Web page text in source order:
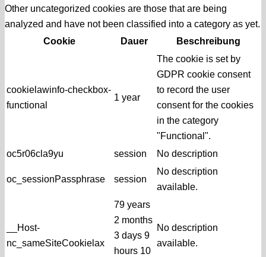
Other uncategorized cookies are those that are being
analyzed and have not been classified into a category as yet.
Cookie
Dauer Beschreibung
cookielawinfo-checkbox-
functional
1 year
The cookie is set by
GDPR cookie consent
to record the user
consent for the cookies
in the category
"Functional".
oc5r06cla9yu
session No description
oc_sessionPassphrase session
No description
available.
__Host-
nc_sameSiteCookielax
79 years
2 months
3 days 9
hours 10
No description
available.